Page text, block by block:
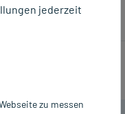
jederzeit
zu messen